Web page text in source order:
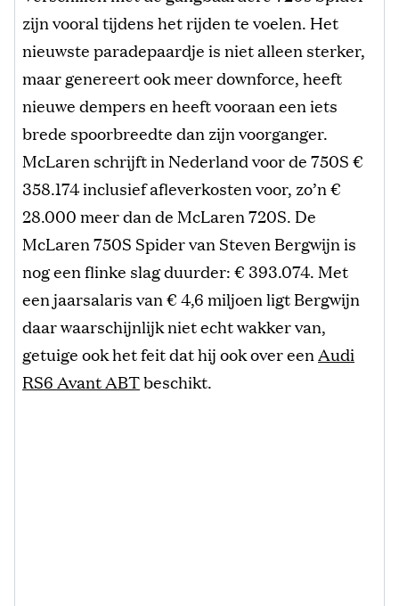
zijn vooral tijdens het rijden te voelen. Het
nieuwste paradepaardje is niet alleen sterker,
maar genereert ook meer downforce, heeft
nieuwe dempers en heeft vooraan een iets
brede spoorbreedte dan zijn voorganger.
McLaren schrijft in Nederland voor de 750S €
358.174 inclusief afleverkosten voor, zo’n €
28.000 meer dan de McLaren 720S. De
McLaren 750S Spider van Steven Bergwijn is
nog een flinke slag duurder: € 393.074. Met
een jaarsalaris van € 4,6 miljoen ligt Bergwijn
daar waarschijnlijk niet echt wakker van,
getuige ook het feit dat hij ook over een Audi
RS6 Avant ABTbeschikt.